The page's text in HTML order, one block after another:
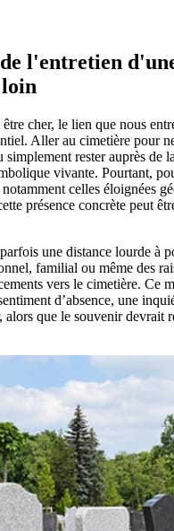
l'entretien
cher, le lien que nous
Aller au cimetière pour
simplement rester auprès de
vivante. Pourtant,
celles éloignées
présence concrète peut
une distance lourde à
familial ou même des
vers le cimetière. Ce
d’absence, une
alors que le souvenir devrait